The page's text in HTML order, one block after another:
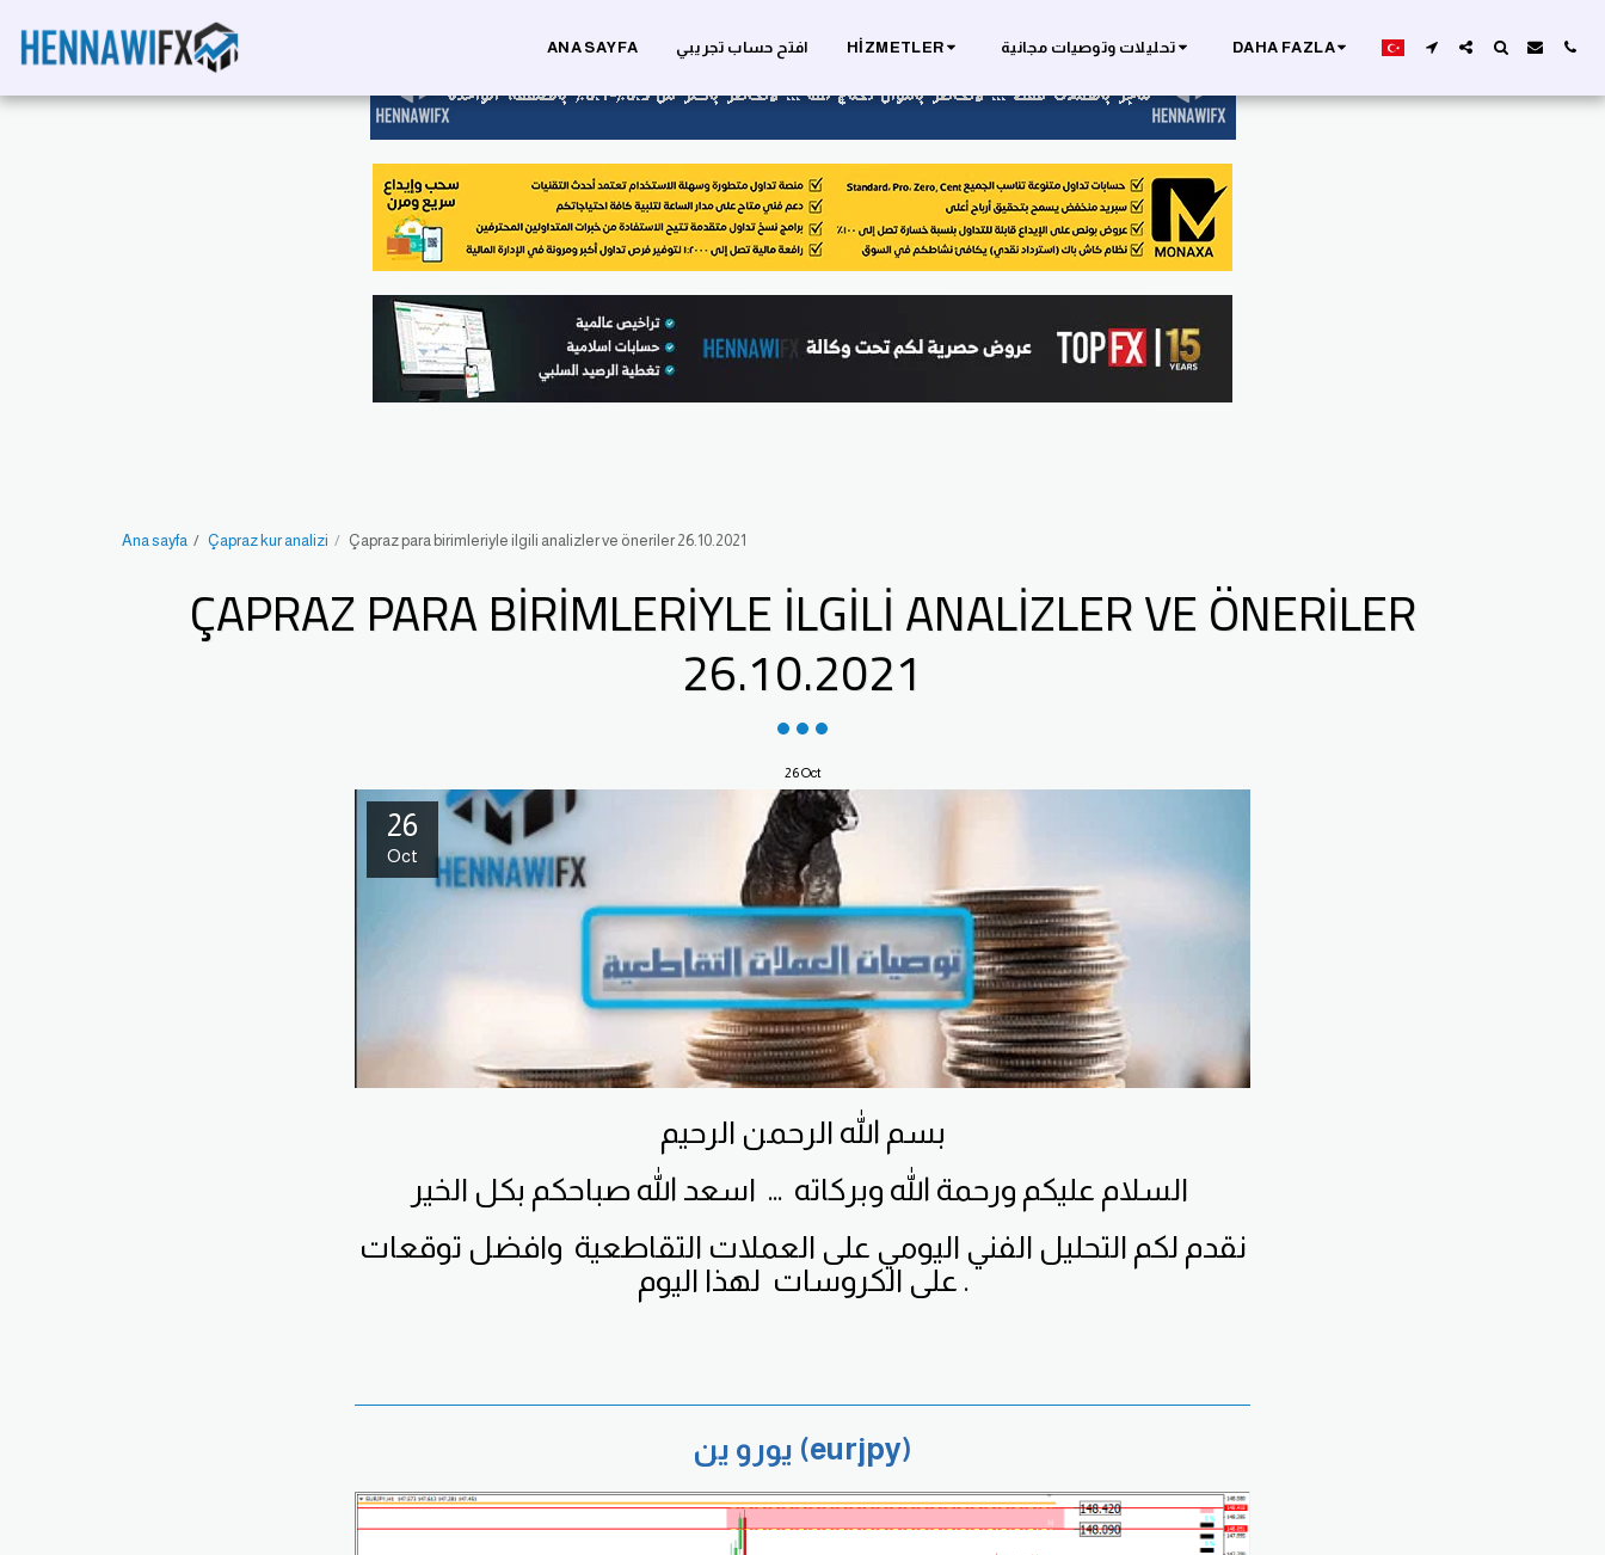
ANA SAYFA افتح حساب تجريبي HIZMETLER تحليلات وتوصيات مجانية DAHA FAZLA
Ana sayfa Çapraz kur analizi Çapraz para birimleriyle ilgili analizler ve öneriler 26.10.2021
ÇAPRAZ PARA BIRIMLERIYLE ILGILI ANALIZLER VE ÖNERILER
26.10.2021
26Oct
26
Oct
بسم الله الرحمن الرحيم
نقدم لكم التحليل الفني اليومي على العملات التقاطعية وافضل توقعات
على الكروسات لهذا اليوم .
يورو ين (eurjpy)